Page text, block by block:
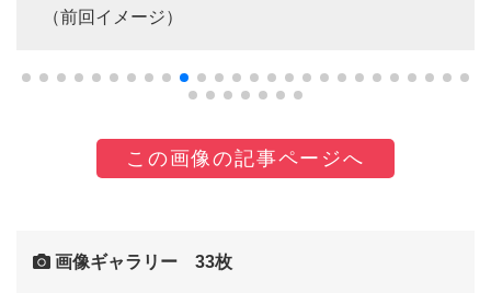
（前回イメージ）
この画像の記事ページへ
画像ギャラリー 33枚